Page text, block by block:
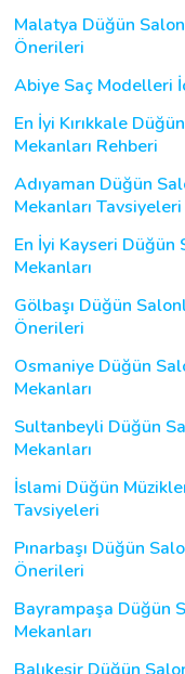
Malatya Düğün
Önerileri
Abiye Saç Modelleri
En İyi Kırıkkale
Mekanları Rehberi
Adıyaman Düğün
Mekanları Tavsiyeleri
En İyi Kayseri Düğün
Mekanları
Gölbaşı Düğün
Önerileri
Osmaniye Düğün
Mekanları
Sultanbeyli Düğün
Mekanları
İslami Düğün
Tavsiyeleri
Pınarbaşı Düğün
Önerileri
Bayrampaşa Düğün
Mekanları
Balıkesir Düğün